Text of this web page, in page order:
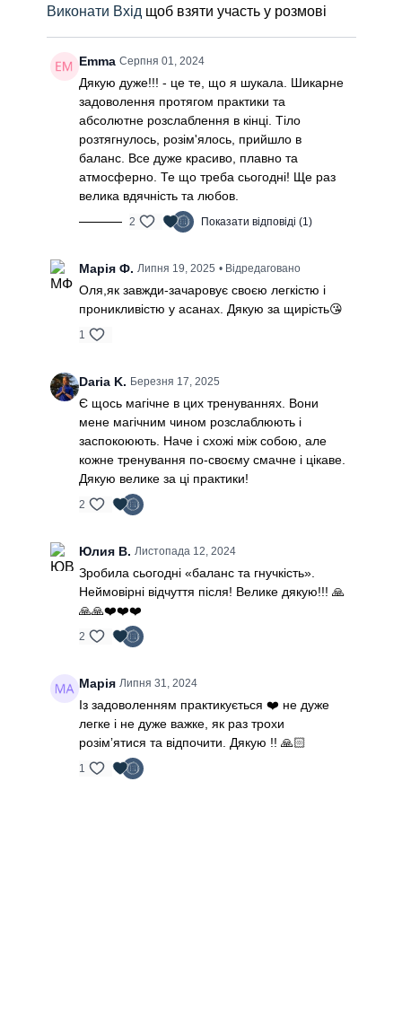
Виконати Вхід щоб взяти участь у розмові
Emma Серпня 01, 2024
Дякую дуже!!! - це те, що я шукала. Шикарне
задоволення протягом практики та
абсолютне розслаблення в кінці. Тіло
розтягнулось, розім'ялось, прийшло в
баланс. Все дуже красиво, плавно та
атмосферно. Те що треба сьогодні! Ще раз
велика вдячність та любов.
2 Показати відповіді (1)
Марія Ф. Липня 19, 2025 • Відредаговано
Оля,як завжди-зачаровує своєю легкістю і
проникливістю у асанах. Дякую за щирість😘
1
Daria K. Березня 17, 2025
Є щось магічне в цих тренуваннях. Вони
мене магічним чином розслаблюють і
заспокоюють. Наче і схожі між собою, але
кожне тренування по-своєму смачне і цікаве.
Дякую велике за ці практики!
2
Юлия В. Листопада 12, 2024
Зробила сьогодні «баланс та гнучкість».
Неймовірні відчуття після! Велике дякую!!! 🙏
🙏🙏❤️❤️❤️
2
Марія Липня 31, 2024
Із задоволенням практикується ❤️ не дуже
легке і не дуже важке, як раз трохи
розімʼятися та відпочити. Дякую !! 🙏🏻
1